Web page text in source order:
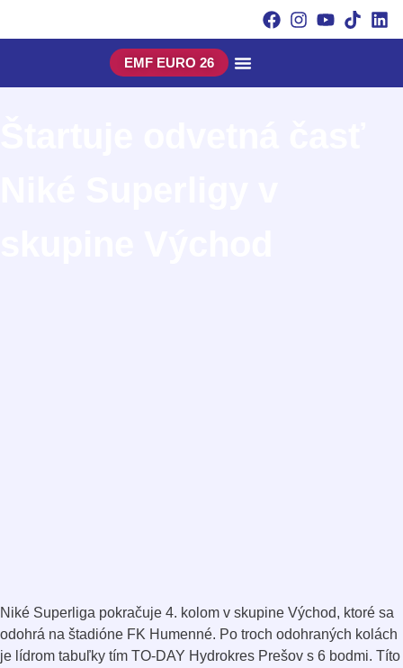
EMF EURO 26
Niké Superliga pokračuje 4. kolom v skupine Východ, ktoré sa
odohrá na štadióne FK Humenné. Po troch odohraných kolách
je lídrom tabuľky tím TO-DAY Hydrokres Prešov s 6 bodmi. Títo